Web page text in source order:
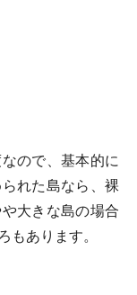
ので、基本的に
れた島なら、裸
大きな島の場合
もあります。